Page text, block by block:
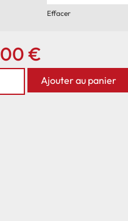
Effacer
€
Ajouter au panier